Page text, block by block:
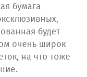
бумага
будет
очень широк
на что тоже